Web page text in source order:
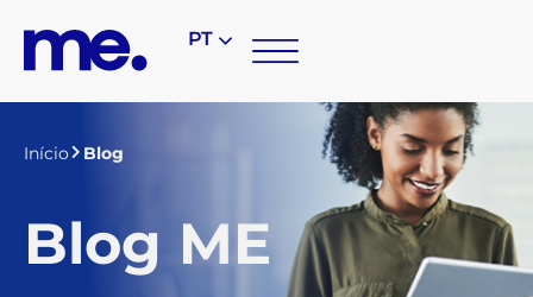
PT
Início Blog
Blog ME